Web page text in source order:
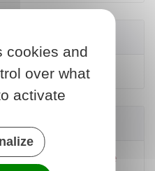
(PTP)
reconnus comme
cookies and
over what
activate